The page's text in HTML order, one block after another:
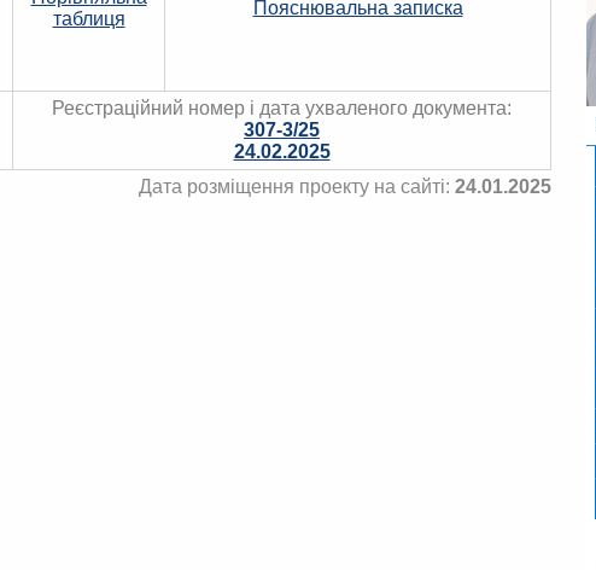
таблиця
Пояснювальна записка
Реєстраційний номер і дата ухваленого документа:
307-3/25
24.02.2025
Дата розміщення проекту на сайті: 24.01.2025